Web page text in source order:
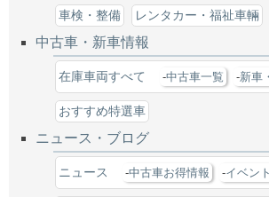
車検・整備 レンタカー・福祉車輛
中古車・新車情報
在庫車両すべて 中古車一覧 新車
おすすめ特選車
ニュース・ブログ
ニュース 中古車お得情報 イベント